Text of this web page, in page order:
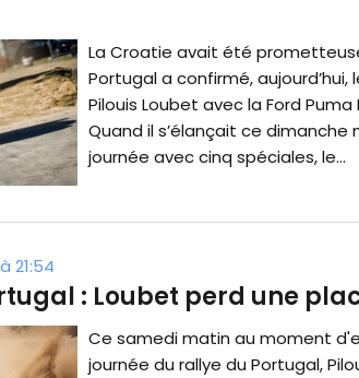
La Croatie avait été
Portugal a confirmé,
Pilouis Loubet avec la Ford
Quand il s’élançait ce dimanche
journée avec cinq spéciales, le...
21:54
: Loubet perd une
Ce samedi matin au moment
journée du rallye du Portugal,